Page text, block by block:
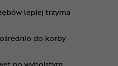
lepiej trzyma
do korby